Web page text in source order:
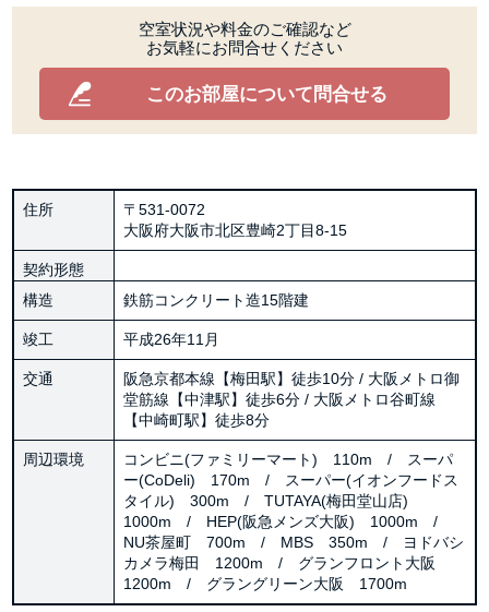
空室状況や料金のご確認など
お気軽にお問合せください
このお部屋について問合せる
住所
〒531-0072
大阪府大阪市北区豊崎2丁目8-15
契約形態
構造
鉄筋コンクリート造15階建
竣工 平成26年11月
交通
阪急京都本線【梅田駅】徒歩10分 / 大阪メトロ御
堂筋線【中津駅】徒歩6分 / 大阪メトロ谷町線
【中崎町駅】徒歩8分
周辺環境
コンビニ(ファミリーマート) 110m / スーパ
ー(CoDeli) 170m / スーパー(イオンフードス
タイル) 300m / TUTAYA(梅田堂山店)
1000m / HEP(阪急メンズ大阪) 1000m /
NU茶屋町 700m / MBS 350m / ヨドバシ
カメラ梅田 1200m / グランフロント大阪
1200m / グラングリーン大阪 1700m